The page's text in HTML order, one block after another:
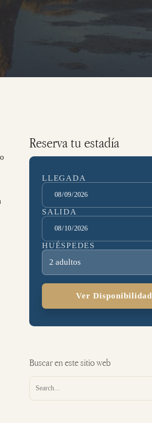
Reserva tu estadía
LLEGADA
SALIDA
HUÉSPEDES
2 adultos
Ver Disponibilidad
Buscar en este sitio web